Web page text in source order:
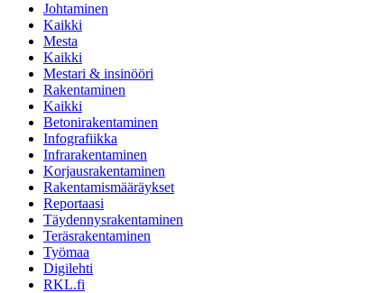
Johtaminen
Kaikki
Mesta
Kaikki
Mestari & insinööri
Rakentaminen
Kaikki
Betonirakentaminen
Infografiikka
Infrarakentaminen
Korjausrakentaminen
Rakentamismääräykset
Reportaasi
Täydennysrakentaminen
Teräsrakentaminen
Työmaa
Digilehti
RKL.fi